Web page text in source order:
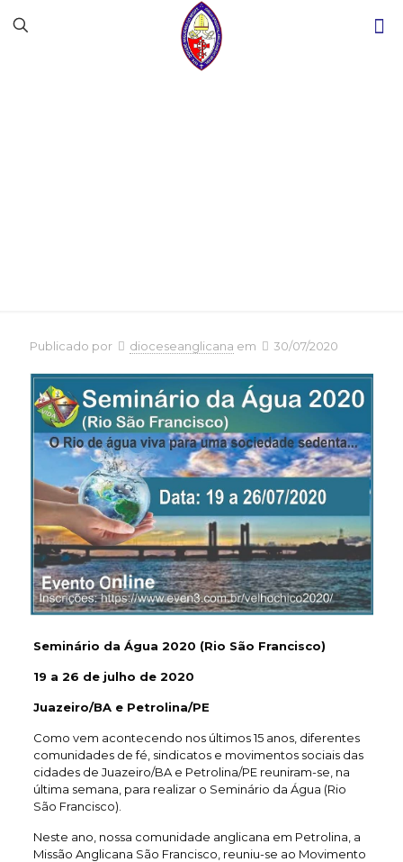
Publicado por dioceseanglicana em 30/07/2020
Seminário da Água 2020 (Rio São Francisco)
19 a 26 de julho de 2020
Juazeiro/BA e Petrolina/PE
Como vem acontecendo nos últimos 15 anos, diferentes
comunidades de fé, sindicatos e movimentos sociais das
cidades de Juazeiro/BA e Petrolina/PE reuniram-se, na
última semana, para realizar o Seminário da Água (Rio
São Francisco).
Neste ano, nossa comunidade anglicana em Petrolina, a
Missão Anglicana São Francisco, reuniu-se ao Movimento